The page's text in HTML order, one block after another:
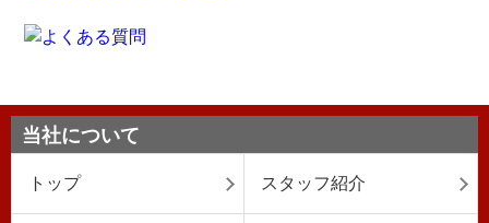
当社について
トップ スタッフ紹介